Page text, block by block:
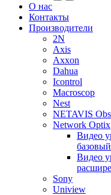
О нас
Контакты
Производители
2N
Axis
Axxon
Dahua
Icontrol
Macroscop
Nest
NETAVIS
Network Optix
Видео
Видео
Sony
Uniview